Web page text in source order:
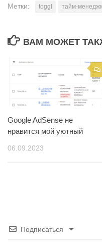
Метки: toggl тайм-
ВАМ МОЖЕТ
Google AdSense не
нравится мой уютный
06.09.2023
Подписаться